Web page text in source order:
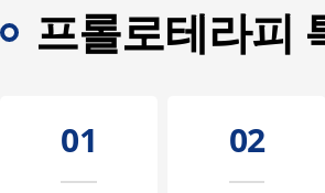
프롤로테라피
01 02